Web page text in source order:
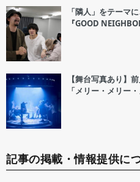
「隣人」をテーマ
『GOOD
【舞台写真あり】
「メリー・メリー
記事の掲載・情報提供に